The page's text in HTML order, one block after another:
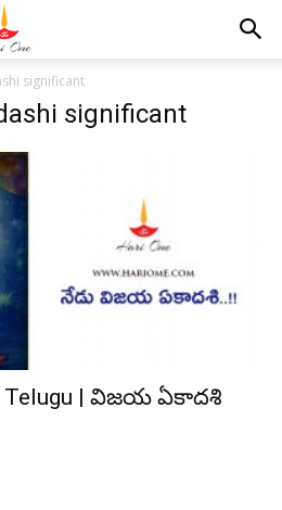
significant
significant
Telugu | విజయ ఏకాదశి